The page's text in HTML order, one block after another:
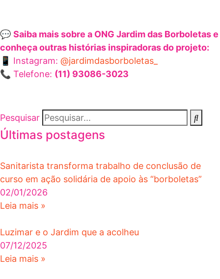
💬 Saiba mais sobre a ONG Jardim das Borboletas e
conheça outras histórias inspiradoras do projeto:
📱 Instagram: @jardimdasborboletas_
📞 Telefone: (11) 93086-3023
Pesquisar
Últimas postagens
Sanitarista transforma trabalho de conclusão de
curso em ação solidária de apoio às “borboletas”
02/01/2026
Leia mais »
Luzimar e o Jardim que a acolheu
07/12/2025
Leia mais »